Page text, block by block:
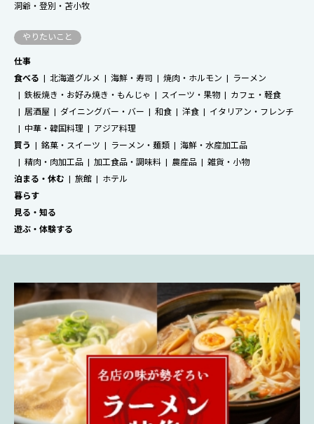
洞爺・登別・苫小牧
やりたいこと
仕事
食べる
北海道グルメ 海鮮・寿司 焼肉・ホルモン
ラーメン
鉄板焼き・お好み焼き・もんじゃ
スイーツ・果物
カフェ・軽食
居酒屋
ダイニングバー・バー 和食 洋食
イタリアン・フレンチ
中華・韓国料理
アジア料理
買う
銘菓・スイーツ ラーメン・麺類
海鮮・水産加工品
精肉・肉加工品
加工食品・調味料 農産品
雑貨・小物
泊まる・休む
旅館
ホテル
暮らす
見る・知る
遊ぶ・体験する